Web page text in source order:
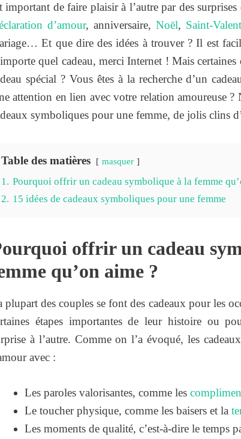
important de faire plaisir à l’autre par des
d’amour, anniversaire, Noël, Saint-
Et que dire des idées à trouver ? Il est
quel cadeau, merci Internet ! Mais certaines
spécial ? Vous êtes à la recherche d’un
attention en lien avec votre relation amoureuse
symboliques pour une femme, de jolis clins
Table des matières masquer
1. Pourquoi offrir un cadeau symbolique à la femme
2. 15 idées de cadeaux symboliques pour une femme
offrir un cadeau
qu’on aime ?
plupart des couples se font des cadeaux pour les
étapes importantes de leur histoire ou
à l’autre. Comme on l’a évoqué, les
avec :
Les paroles valorisantes, comme les
Le toucher physique, comme les baisers et la
Les moments de qualité, c’est-à-dire le temps